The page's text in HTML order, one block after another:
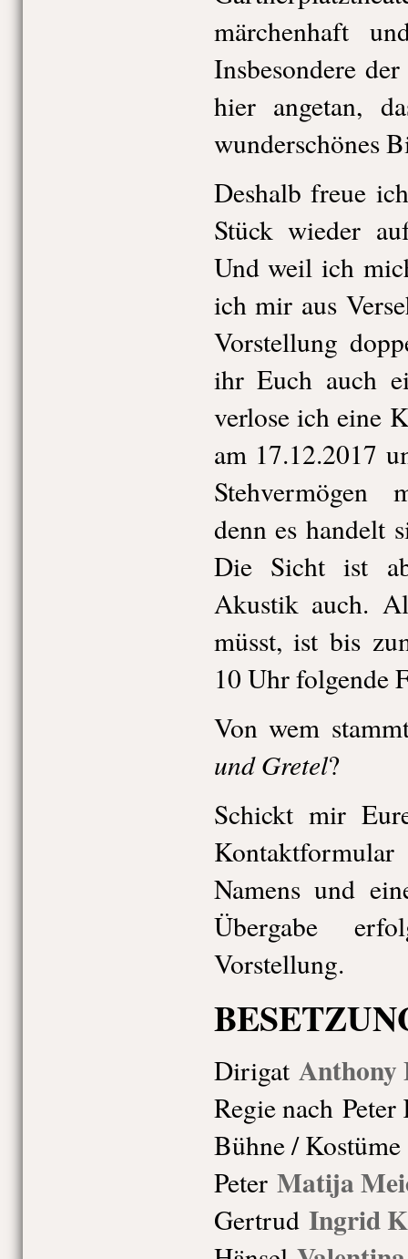
märchenhaft
Insbesondere
hier angetan,
wunderschönes
Deshalb freue
Stück wieder
Und weil ich
ich mir aus
Vorstellung
ihr Euch auch
verlose ich eine
am 17.12.2017
Stehvermögen
denn es handelt
Die Sicht ist
Akustik auch.
müsst, ist bis
10 Uhr folgende
Von wem
und Gretel?
Schickt mir
Namens und
Übergabe
Vorstellung.
Dirigat Anthony
Regie nach Peter
Bühne /
Peter Matija
Gertrud Ingrid